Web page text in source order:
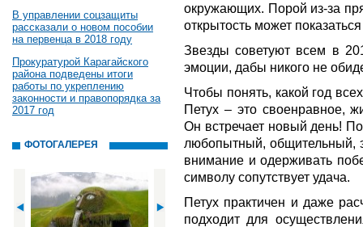
В управлении соцзащиты
рассказали о новом пособии
на первенца в 2018 году
Прокуратурой Карагайского
района подведены итоги
работы по укреплению
законности и правопорядка за
2017 год
ФОТОГАЛЕРЕЯ
окружающих. Порой из-за
открытость может
Звезды советуют всем в
эмоции, дабы никого не
Чтобы понять, какой год
Петух – это своенравное,
Он встречает новый день!
любопытный, общительный,
внимание и одерживать
символу сопутствует удача.
Петух практичен и даже
подходит для